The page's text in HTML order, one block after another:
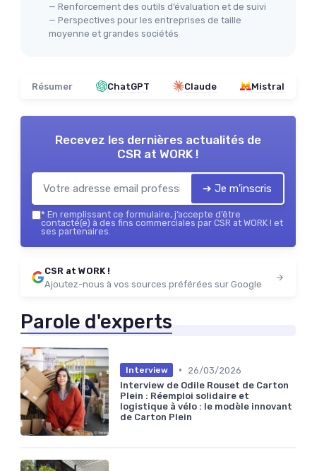
— Renforcement des outils d’évaluation et de suivi
— Perspectives pour les entreprises de taille
moyenne et grandes sociétés
Résumer ChatGPT Claude Mistral
Recevez les dernières actualités de
CSR at WORK !
➔ Je m'inscris
* En remplissant ce formulaire, j’accepte d’être
contacté(e) à des fins commerciales par CSR at WORK ! et
ses partenaires.
CSR at WORK !
Ajoutez-nous à vos sources préférées sur Google
Parole d'experts
Interview •
26/03/2026
Interview de Odile Rouset de Carton
Plein : Réemploi solidaire et
logistique à vélo : le modèle innovant
de Carton Plein